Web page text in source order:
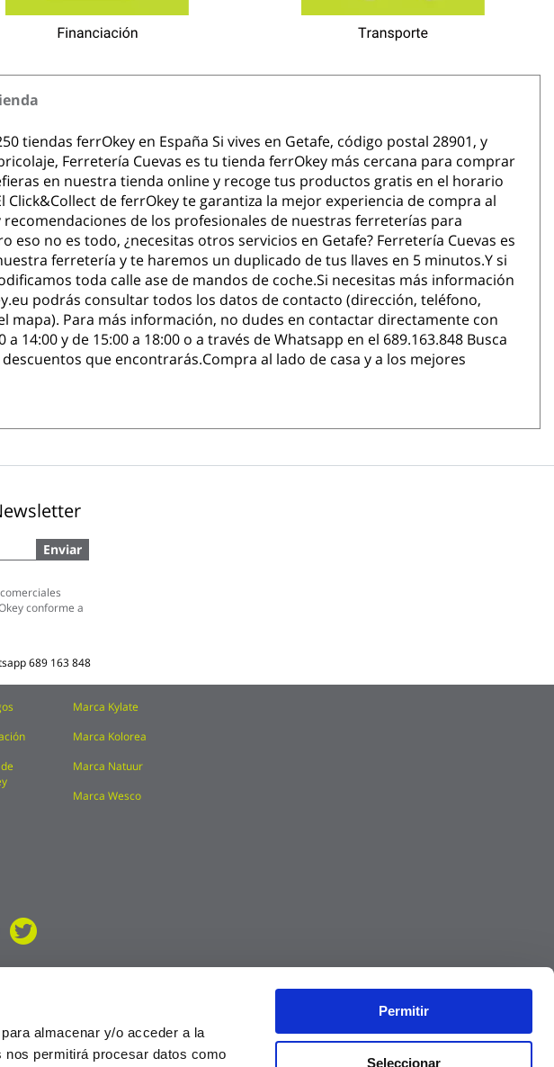
almacenar y/o acceder a la
permitirá procesar datos como
Permitir
Seleccionar
tiendas ferrOkey en España Si vives en Getafe, código postal 28901, y
Ferretería Cuevas es tu tienda ferrOkey más cercana para comprar
en nuestra tienda online y recoge tus productos gratis en el horario
de ferrOkey te garantiza la mejor experiencia de compra al
de los profesionales de nuestras ferreterías para
no es todo, ¿necesitas otros servicios en Getafe? Ferretería Cuevas es
ferretería y te haremos un duplicado de tus llaves en 5 minutos.Y si
toda calle ase de mandos de coche.Si necesitas más información
podrás consultar todos los datos de contacto (dirección, teléfono,
mapa). Para más información, no dudes en contactar directamente con
y de 15:00 a 18:00 o a través de Whatsapp en el 689.163.848 Busca
que encontrarás.Compra al lado de casa y a los mejores
Enviar
conforme a
689 163 848
Marca Kylate
Marca Kolorea
Marca Natuur
Marca Wesco